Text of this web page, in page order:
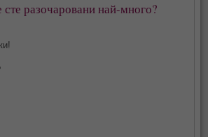
сте разочаровани най-много?